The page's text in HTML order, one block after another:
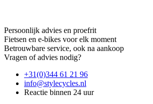
Persoonlijk advies en proefrit
Fietsen en e-bikes voor elk moment
Betrouwbare service, ook na aankoop
Vragen of advies nodig?
+31(0)344 61 21 96
info@stylecycles.nl
Reactie binnen 24 uur